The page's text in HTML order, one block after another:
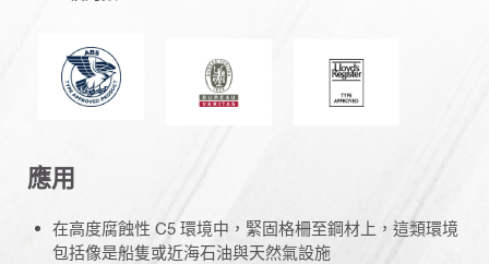
美國驗船協會 必維國際檢驗集團勞氏船級社
應用
在高度腐蝕性 C5 環境中，緊固格柵至鋼材上，這類環境
包括像是船隻或近海石油與天然氣設施